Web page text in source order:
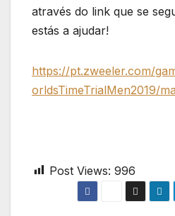
através do link que se
estás a ajudar!
https://pt.zweeler.com/
orldsTimeTrialMen2019/
Post Views: 996